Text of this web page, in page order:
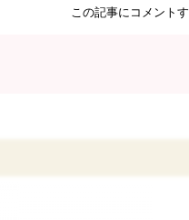
この記事にコメント